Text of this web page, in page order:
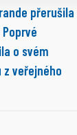
přerušila
o svém
z veřejného